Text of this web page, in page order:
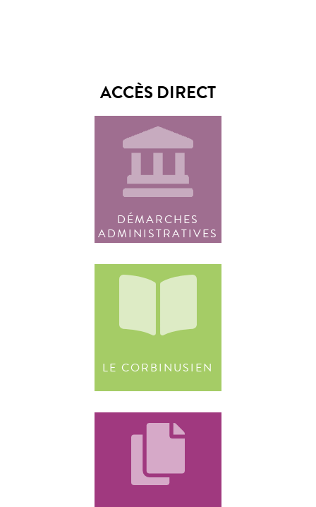
ACCÈS DIRECT
DÉMARCHES
ADMINISTRATIVES
LE CORBINUSIEN